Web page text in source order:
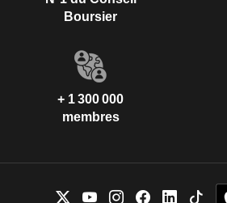
Boursier
+ 1 300 000
membres